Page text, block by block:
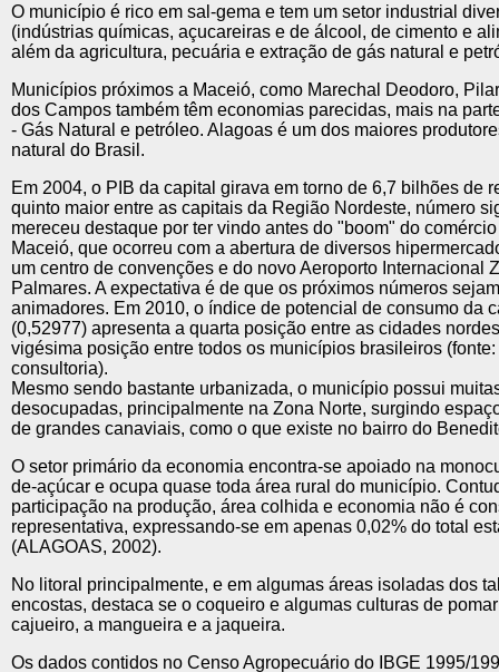
O município é rico em sal-gema e tem um setor industrial
(indústrias químicas, açucareiras e de álcool, de cimento e
além da agricultura, pecuária e extração de gás natural e
Municípios próximos a Maceió, como Marechal Deodoro,
dos Campos também têm economias parecidas, mais na
- Gás Natural e petróleo. Alagoas é um dos maiores
natural do Brasil.
Em 2004, o PIB da capital girava em torno de 6,7 bilhões de
quinto maior entre as capitais da Região Nordeste, número
mereceu destaque por ter vindo antes do "boom" do
Maceió, que ocorreu com a abertura de diversos
um centro de convenções e do novo Aeroporto Internacional
Palmares. A expectativa é de que os próximos números
animadores. Em 2010, o índice de potencial de consumo da
(0,52977) apresenta a quarta posição entre as cidades
vigésima posição entre todos os municípios brasileiros (fonte:
consultoria).
Mesmo sendo bastante urbanizada, o município possui
desocupadas, principalmente na Zona Norte, surgindo
de grandes canaviais, como o que existe no bairro do
O setor primário da economia encontra-se apoiado na
de-açúcar e ocupa quase toda área rural do município.
participação na produção, área colhida e economia não é
representativa, expressando-se em apenas 0,02% do total
(ALAGOAS, 2002).
No litoral principalmente, e em algumas áreas isoladas dos
encostas, destaca se o coqueiro e algumas culturas de
cajueiro, a mangueira e a jaqueira.
Os dados contidos no Censo Agropecuário do IBGE 1995/